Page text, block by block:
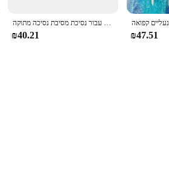
נעלי עור לילדים באביב סתיו בנות רב-תכליתיות עקבים גבוהים עבור נסיכת מסיבת נסיכה מתוקה
₪40.21 ₪47.51